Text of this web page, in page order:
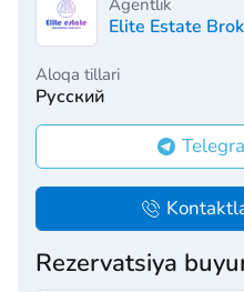
Agentlik
Elite Estate
Aloqa tillari
Русский
Rezervatsiya